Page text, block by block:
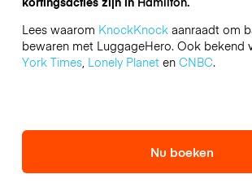
Lees waarom KnockKnockaanraadt om
bewaren met LuggageHero. Ook bekend
York Times, Lonely Planeten CNBC.
Nu boeken